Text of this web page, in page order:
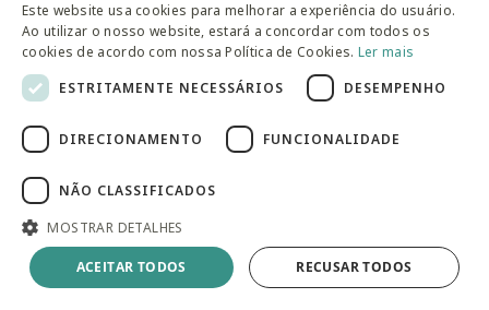
Manacá de Tarsila do Amaral
Preço reduzido de
R$ 74,90 para
R$ 64,90 Preço reduzido de
R$ 569,90para
R$ 363,93no PIX
Este website usa cookies para melhorar a experiência do usuário.
Ao utilizar o nosso website, estará a concordar com todos os
cookies de acordo com nossa Política de Cookies. Ler mais
ESTRITAMENTE NECESSÁRIOS
DESEMPENHO
DIRECIONAMENTO FUNCIONALIDADE
NÃO CLASSIFICADOS
MOSTRAR DETALHES
ACEITAR TODOS RECUSAR TODOS